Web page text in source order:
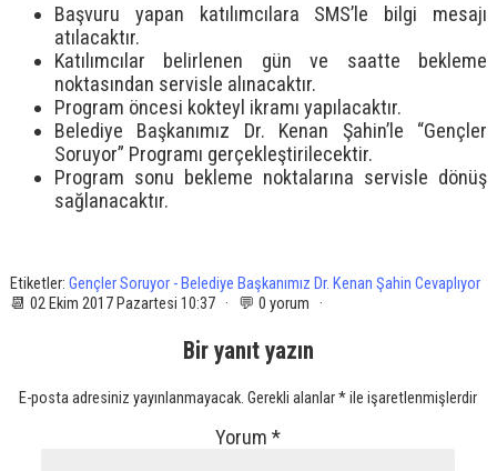
Başvuru yapan katılımcılara SMS’le bilgi mesajı
atılacaktır.
Katılımcılar belirlenen gün ve saatte bekleme
noktasından servisle alınacaktır.
Program öncesi kokteyl ikramı yapılacaktır.
Belediye Başkanımız Dr. Kenan Şahin’le “Gençler
Soruyor” Programı gerçekleştirilecektir.
Program sonu bekleme noktalarına servisle dönüş
sağlanacaktır.
Etiketler: Gençler Soruyor - Belediye Başkanımız Dr. Kenan Şahin Cevaplıyor
📆 02 Ekim 2017 Pazartesi 10:37 · 💬 0 yorum ·
Bir yanıt yazın
E-posta adresiniz yayınlanmayacak. Gerekli alanlar*ile işaretlenmişlerdir
Yorum*